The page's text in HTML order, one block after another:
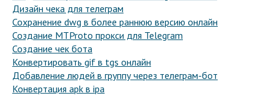
Дизайн чека для телеграм
Сохранение dwg в более раннюю версию онлайн
Создание MTProto прокси для Telegram
Создание чек бота
Конвертировать gif в tgs онлайн
Добавление людей в группу через телеграм-бот
Конвертация apk в ipa